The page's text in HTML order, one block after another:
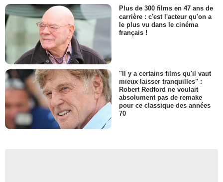
Plus de 300 films en 47 ans de
carrière : c'est l'acteur qu'on a
le plus vu dans le cinéma
français !
"Il y a certains films qu'il vaut
mieux laisser tranquilles" :
Robert Redford ne voulait
absolument pas de remake
pour ce classique des années
70